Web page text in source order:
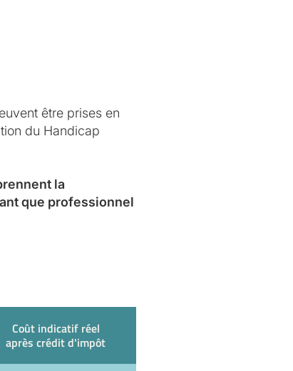
être prises en
du Handicap
la
que professionnel
Coût indicatif réel
après crédit d'impôt